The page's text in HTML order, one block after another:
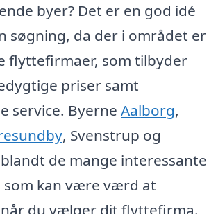
byer? Det er en god idé
søgning, da der i området er
flyttefirmaer, som tilbyder
priser samt
service. Byerne Aalborg,
, Svenstrup og
de mange interessante
som kan være værd at
du vælger dit flyttefirma.